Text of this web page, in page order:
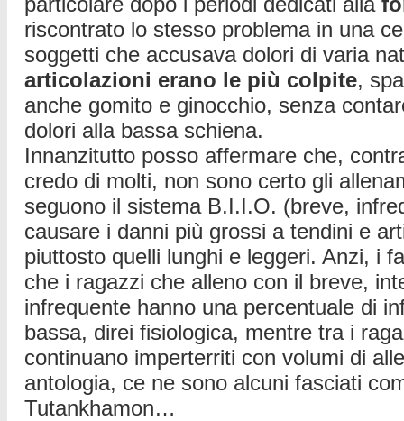
riscontrato lo stesso problema in una
soggetti che accusava dolori di varia
articolazioni erano le più colpite,
anche gomito e ginocchio, senza
dolori alla bassa schiena.
Innanzitutto posso affermare che,
credo di molti, non sono certo gli
seguono il sistema B.I.I.O. (breve,
causare i danni più grossi a tendini e
piuttosto quelli lunghi e leggeri. Anzi, i
che i ragazzi che alleno con il breve,
infrequente hanno una percentuale di
bassa, direi fisiologica, mentre tra i
continuano imperterriti con volumi di
antologia, ce ne sono alcuni fasciati
Tutankhamon…